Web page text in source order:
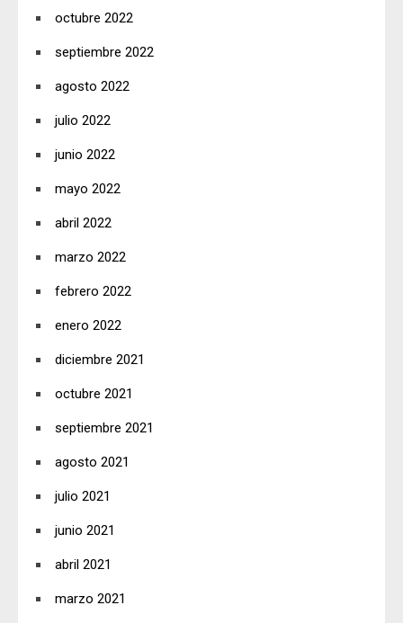
octubre 2022
septiembre 2022
agosto 2022
julio 2022
junio 2022
mayo 2022
abril 2022
marzo 2022
febrero 2022
enero 2022
diciembre 2021
octubre 2021
septiembre 2021
agosto 2021
julio 2021
junio 2021
abril 2021
marzo 2021